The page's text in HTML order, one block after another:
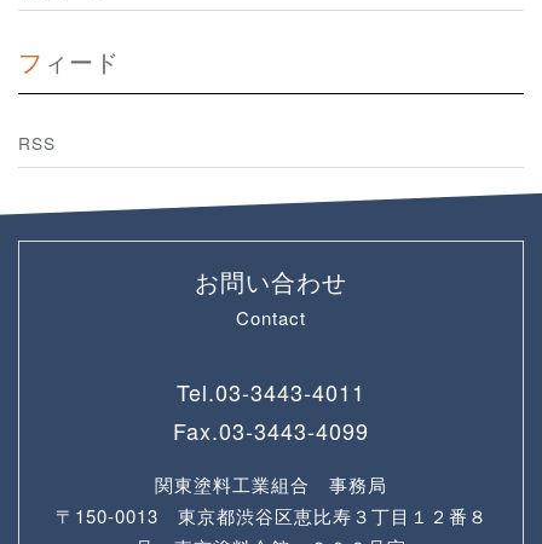
フィード
RSS
お問い合わせ
Contact
Tel.03-3443-4011
Fax.03-3443-4099
関東塗料工業組合 事務局
〒150-0013 東京都渋谷区恵比寿３丁目１２番８